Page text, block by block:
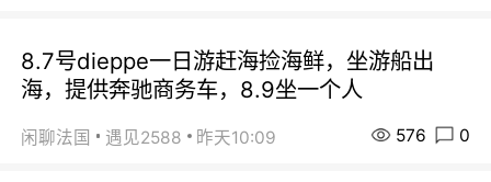
8.7号dieppe一日游赶海捡海鲜，坐游船出
海，提供奔驰商务车，8.9坐一个人
闲聊法国 遇见2588 昨天10:09 576 0